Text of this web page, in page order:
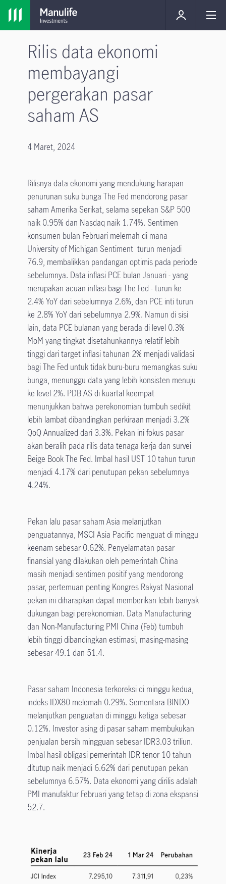
Rilis data ekonomi
membayangi
pergerakan pasar
saham AS
4 Maret, 2024
Rilisnya data ekonomi yang mendukung harapan
penurunan suku bunga The Fed mendorong pasar
saham Amerika Serikat, selama sepekan S&P 500
naik 0.95% dan Nasdaq naik 1.74%. Sentimen
konsumen bulan Februari melemah di mana
University of Michigan Sentiment turun menjadi
76.9, membalikkan pandangan optimis pada periode
sebelumnya. Data inflasi PCE bulan Januari - yang
merupakan acuan inflasi bagi The Fed - turun ke
2.4% YoY dari sebelumnya 2.6%, dan PCE inti turun
ke 2.8% YoY dari sebelumnya 2.9%. Namun di sisi
lain, data PCE bulanan yang berada di level 0.3%
MoM yang tingkat disetahunkannya relatif lebih
tinggi dari target inflasi tahunan 2% menjadi validasi
bagi The Fed untuk tidak buru-buru memangkas suku
bunga, menunggu data yang lebih konsisten menuju
ke level 2%. PDB AS di kuartal keempat
menunjukkan bahwa perekonomian tumbuh sedikit
lebih lambat dibandingkan perkiraan menjadi 3.2%
QoQ Annualized dari 3.3%. Pekan ini fokus pasar
akan beralih pada rilis data tenaga kerja dan survei
Beige Book The Fed. Imbal hasil UST 10 tahun turun
menjadi 4.17% dari penutupan pekan sebelumnya
4.24%.
Pekan lalu pasar saham Asia melanjutkan
penguatannya, MSCI Asia Pacific menguat di minggu
keenam sebesar 0.62%. Penyelamatan pasar
finansial yang dilakukan oleh pemerintah China
masih menjadi sentimen positif yang mendorong
pasar, pertemuan penting Kongres Rakyat Nasional
pekan ini diharapkan dapat memberikan lebih banyak
dukungan bagi perekonomian. Data Manufacturing
dan Non-Manufacturing PMI China (Feb) tumbuh
lebih tinggi dibandingkan estimasi, masing-masing
sebesar 49.1 dan 51.4.
Pasar saham Indonesia terkoreksi di minggu kedua,
indeks IDX80 melemah 0.29%. Sementara BINDO
melanjutkan penguatan di minggu ketiga sebesar
0.12%. Investor asing di pasar saham membukukan
penjualan bersih mingguan sebesar IDR3.03 triliun.
Imbal hasil obligasi pemerintah IDR tenor 10 tahun
ditutup naik menjadi 6.62% dari penutupan pekan
sebelumnya 6.57%. Data ekonomi yang dirilis adalah
PMI manufaktur Februari yang tetap di zona ekspansi
52.7.